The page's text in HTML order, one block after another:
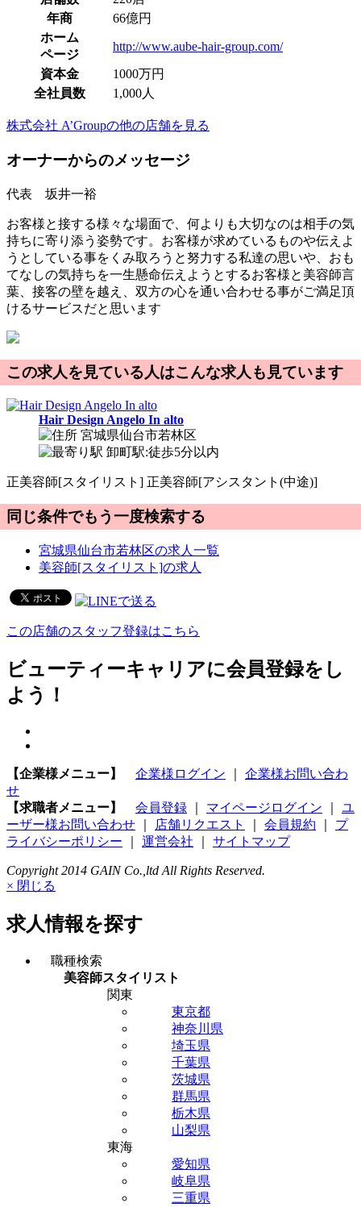
年商
66億円
ホーム
ページ
http://www.aube-hair-group.com/
資本金
1000万円
全社員数
1,000人
株式会社 A’Groupの他の店舗を見る
オーナーからのメッセージ
代表 坂井一裕
お客様と接する様々な場面で、何よりも大切なのは相手の気
持ちに寄り添う姿勢です。お客様が求めているものや伝えよ
うとしている事をくみ取ろうと努力する私達の思いや、おも
てなしの気持ちを一生懸命伝えようとするお客様と美容師言
葉、接客の壁を越え、双方の心を通い合わせる事がご満足頂
けるサービスだと思います
この求人を見ている人はこんな求人も見ています
Hair Design Angelo In alto
宮城県仙台市若林区
卸町駅:徒歩5分以内
正美容師[スタイリスト] 正美容師[アシスタント(中途)]
同じ条件でもう一度検索する
宮城県仙台市若林区の求人一覧
美容師[スタイリスト]の求人
この店舗のスタッフ登録はこちら
ビューティーキャリアに会員登録をし
よう！
【企業様メニュー】 企業様ログイン
企業様お問い合わ
せ
【求職者メニュー】
会員登録 マイページログイン
ユ
ーザー様お問い合わせ
店舗リクエスト 会員規約
プ
ライバシーポリシー
運営会社 サイトマップ
Copyright 2014 GAIN Co.,ltd All Rights Reserved.
× 閉じる
求人情報を探す
職種検索
美容師スタイリスト
関東
東京都
神奈川県
埼玉県
千葉県
茨城県
群馬県
栃木県
山梨県
東海
愛知県
岐阜県
三重県